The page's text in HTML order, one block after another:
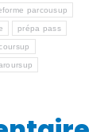
parcousup
prépa pass